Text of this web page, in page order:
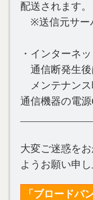
配送されます。
※送信元サー
・インターネ
通信断発生後
メンテナンス
通信機器の電
大変ご迷惑を
ようお願い申し
「ブロードバ